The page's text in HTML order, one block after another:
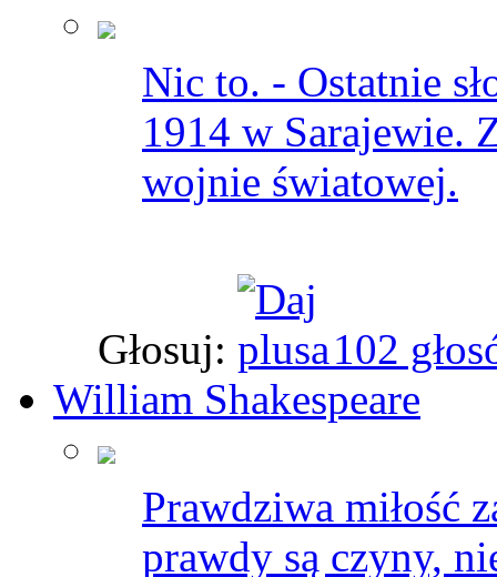
Nic to. - Ostatnie
1914 w Sarajewie.
wojnie światowej.
Głosuj:
102
William Shakespeare
Prawdziwa miłość
prawdy są czyny,